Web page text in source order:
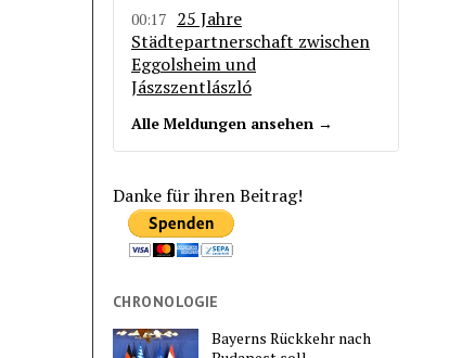
00:17
25 Jahre
Städtepartnerschaft zwischen
Eggolsheim und
Jászszentlászló
Alle Meldungen ansehen →
Danke für ihren Beitrag!
CHRONOLOGIE
Bayerns Rückkehr nach